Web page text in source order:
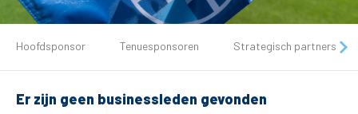
Tickets
Matchdays
Hoofdsponsor Tenuesponsoren Strategisch partners
Er zijn geen businessleden gevonden